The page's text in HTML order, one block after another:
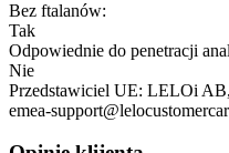
Bez ftalanów:
Tak
Odpowiednie do penetracji
Nie
Przedstawiciel UE: LELOi AB
emea-